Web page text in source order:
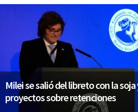
Milei se salió del libreto con la
proyectos sobre retenciones